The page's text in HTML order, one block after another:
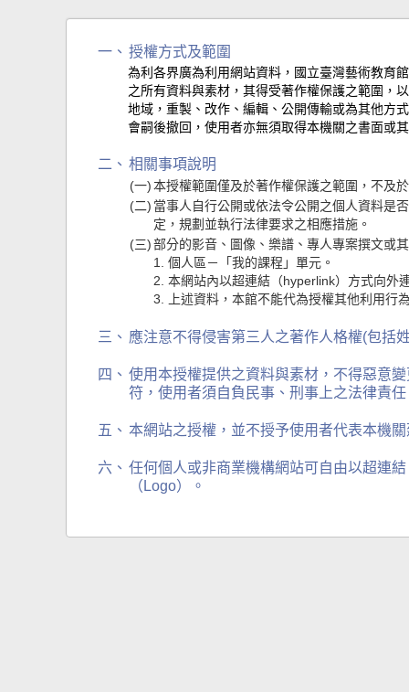
一、 授權方式及範圍
為利各界廣為利用網站資料，國立臺灣藝術教育
之所有資料與素材，其得受著作權保護之範圍，
地域，重製、改作、編輯、公開傳輸或為其他方
會嗣後撤回，使用者亦無須取得本機關之書面或
二、 相關事項說明
(一)本授權範圍僅及於著作權保護之範圍，不及
(二) 當事人自行公開或依法令公開之個人資料是
定，規劃並執行法律要求之相應措施。
(三)部分的影音、圖像、樂譜、專人專案撰文或
1. 個人區－「我的課程」單元。
2. 本網站內以超連結（hyperlink）方式向外
3. 上述資料，本館不能代為授權其他利用行
三、 應注意不得侵害第三人之著作人格權(包括
四、 使用本授權提供之資料與素材，不得惡意
符，使用者須自負民事、刑事上之法律責任
五、 本網站之授權，並不授予使用者代表本機
六、 任何個人或非商業機構網站可自由以超連
（Logo）。